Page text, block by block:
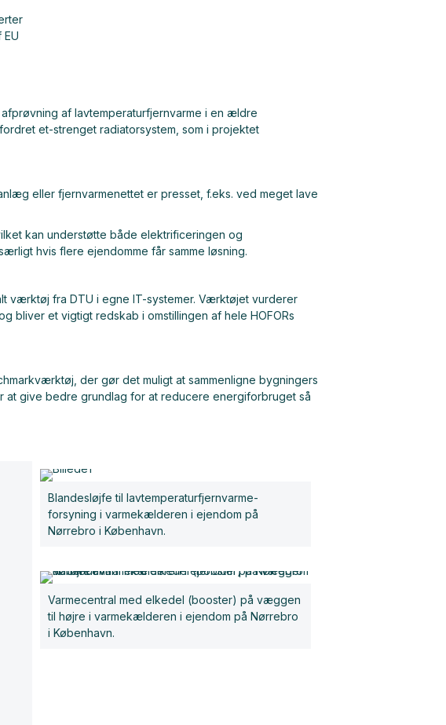
af lavtemperaturfjernvarme i en ældre
et-strenget radiatorsystem, som i projektet
eller fjernvarmenettet er presset, f.eks. ved meget lave
kan understøtte både elektrificeringen og
hvis flere ejendomme får samme løsning.
værktøj fra DTU i egne IT-systemer. Værktøjet vurderer
bliver et vigtigt redskab i omstillingen af hele HOFORs
der gør det muligt at sammenligne bygningers
at give bedre grundlag for at reducere energiforbruget så
Blandesløjfe til lavtemperaturfjernvarme-
forsyning i varmekælderen i ejendom på
Nørrebro i København.
Varmecentral med elkedel (booster) på væggen
til højre i varmekælderen i ejendom på Nørrebro
i København.